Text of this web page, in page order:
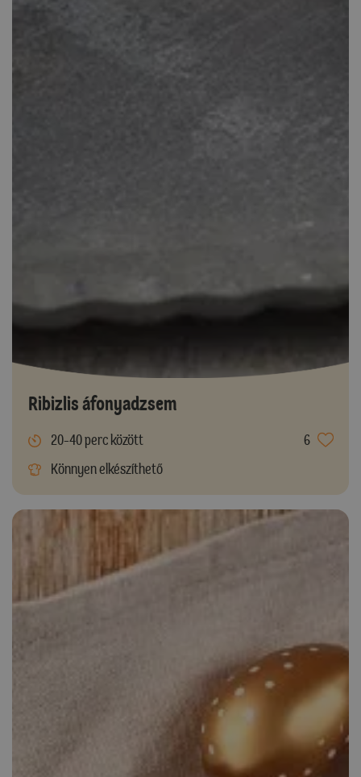
Ribizlis áfonyadzsem
20-40 perc között
6
Könnyen elkészíthető